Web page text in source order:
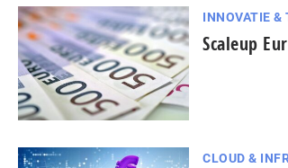
INNOVATIE &
Scaleup
CLOUD &